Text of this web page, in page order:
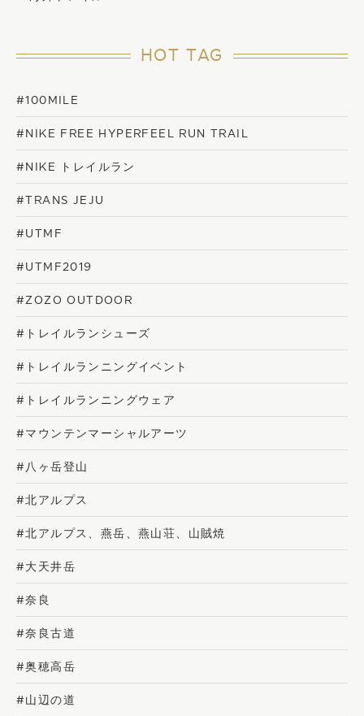
HOT TAG
#100MILE
#NIKE FREE HYPERFEEL RUN TRAIL
#NIKE トレイルラン
#TRANS JEJU
#UTMF
#UTMF2019
#ZOZO OUTDOOR
#トレイルランシューズ
#トレイルランニングイベント
#トレイルランニングウェア
#マウンテンマーシャルアーツ
#八ヶ岳登山
#北アルプス
#北アルプス、燕岳、燕山荘、山賊焼
#大天井岳
#奈良
#奈良古道
#奥穂高岳
#山辺の道